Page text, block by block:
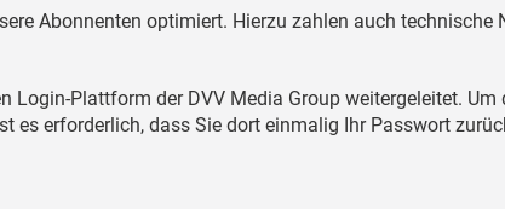
Eurailpress Career Boost
Abonnenten optimiert. Hierzu zahlen auch technische
Login-Plattform der DVV Media Group weitergeleitet.
es erforderlich, dass Sie dort einmalig Ihr Passwort